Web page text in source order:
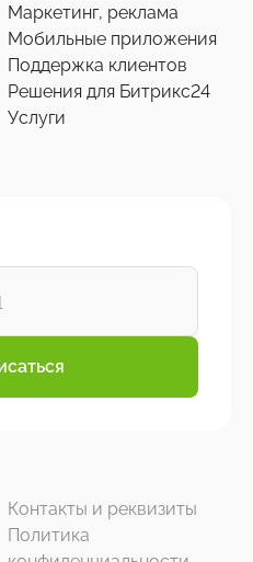
Маркетинг, реклама
Мобильные приложения
Поддержка клиентов
Решения для Битрикс24
Услуги
Контакты и реквизиты
Политика